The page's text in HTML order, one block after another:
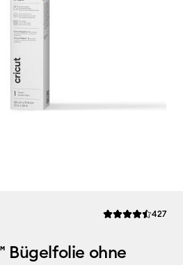
Die 427
Bügelfolie ohne